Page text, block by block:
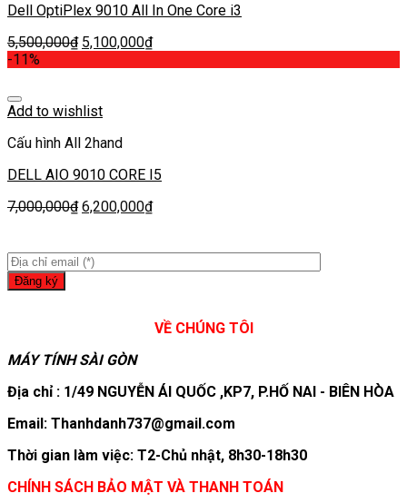
Dell OptiPlex 9010 All In One Core i3
5,500,000₫ 5,100,000₫
-11%
Add to wishlist
Cấu hình All 2hand
DELL AIO 9010 CORE I5
7,000,000₫ 6,200,000₫
VỀ CHÚNG TÔI
MÁY TÍNH SÀI GÒN
Địa chỉ : 1/49 NGUYỄN ÁI QUỐC ,KP7, P.HỐ NAI - BIÊN HÒA
Email: Thanhdanh737@gmail.com
Thời gian làm việc: T2-Chủ nhật, 8h30-18h30
CHÍNH SÁCH BẢO MẬT VÀ THANH TOÁN